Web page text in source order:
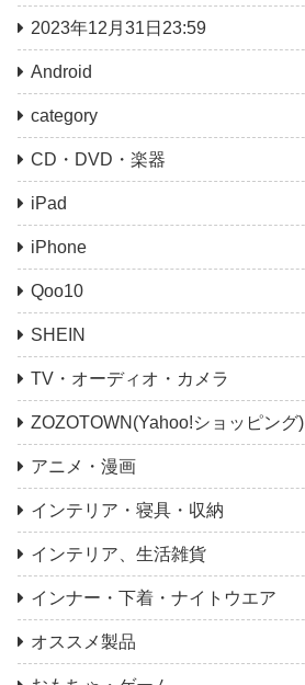
2023年12月31日23:59
Android
category
CD・DVD・楽器
iPad
iPhone
Qoo10
SHEIN
TV・オーディオ・カメラ
ZOZOTOWN(Yahoo!ショッピング)
アニメ・漫画
インテリア・寝具・収納
インテリア、生活雑貨
インナー・下着・ナイトウエア
オススメ製品